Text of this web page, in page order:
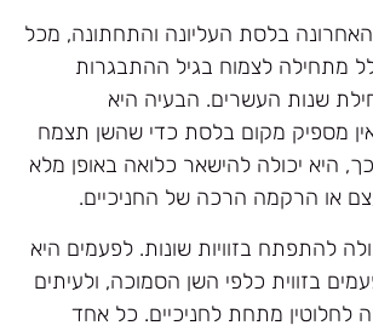
בלסת העליונה והתחתונה, מכל
מתחילה לצמוח בגיל ההתבגרות
שנות העשרים. הבעיה היא
מספיק מקום בלסת כדי שהשן תצמח
היא יכולה להישאר כלואה באופן מלא
או הרקמה הרכה של החניכיים.
להתפתח בזוויות שונות. לפעמים היא
בזווית כלפי השן הסמוכה, ולעיתים
לחלוטין מתחת לחניכיים. כל אחד